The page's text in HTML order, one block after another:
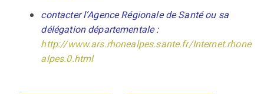
contacter l’Agence Régionale de Santé ou sa
délégation départementale :
http://www.ars.rhonealpes.sante.fr/Internet.rhone
alpes.0.html